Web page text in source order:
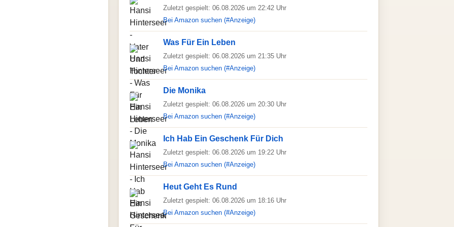
Zuletzt gespielt: 06.08.2026 um 22:42 Uhr
Bei Amazon suchen (#Anzeige)
Was Für Ein Leben
Zuletzt gespielt: 06.08.2026 um 21:35 Uhr
Bei Amazon suchen (#Anzeige)
Die Monika
Zuletzt gespielt: 06.08.2026 um 20:30 Uhr
Bei Amazon suchen (#Anzeige)
Ich Hab Ein Geschenk Für Dich
Zuletzt gespielt: 06.08.2026 um 19:22 Uhr
Bei Amazon suchen (#Anzeige)
Heut Geht Es Rund
Zuletzt gespielt: 06.08.2026 um 18:16 Uhr
Bei Amazon suchen (#Anzeige)